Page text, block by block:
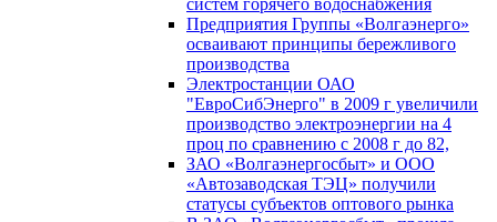
систем горячего водоснабжения
Предприятия Группы «Волгаэнерго»
осваивают принципы бережливого
производства
Электростанции ОАО
"ЕвроСибЭнерго" в 2009 г увеличили
производство электроэнергии на 4
проц по сравнению с 2008 г до 82,
ЗАО «Волгаэнергосбыт» и ООО
«Автозаводская ТЭЦ» получили
статусы субъектов оптового рынка